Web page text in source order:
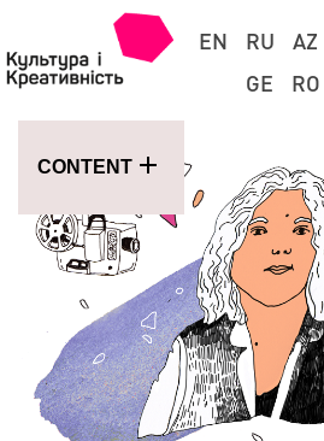
EN RU AZ
GE
RO
CONTENT